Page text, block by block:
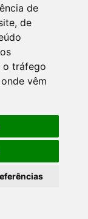
de
de
o tráfego
vêm
INDÚSTRIA
+ 12 Rolos